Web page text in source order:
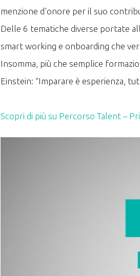
menzione d’onore per il suo
Delle 6 tematiche diverse portate
smart working e onboarding che
Insomma, più che semplice
Einstein: “Imparare è esperienza,
Scopri di più su Percorso Talent –